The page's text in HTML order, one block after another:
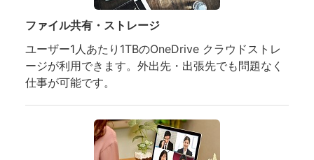
ファイル共有・ストレージ
ユーザー1人あたり1TBのOneDrive クラウドストレ
ージが利用できます。外出先・出張先でも問題なく
仕事が可能です。